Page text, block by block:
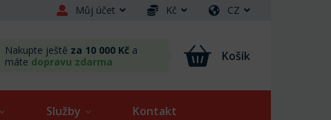
Můj účet Kč CZ
Nakupte ještě za 10 000 Kč a
máte dopravu zdarma Košík
Služby Kontakt